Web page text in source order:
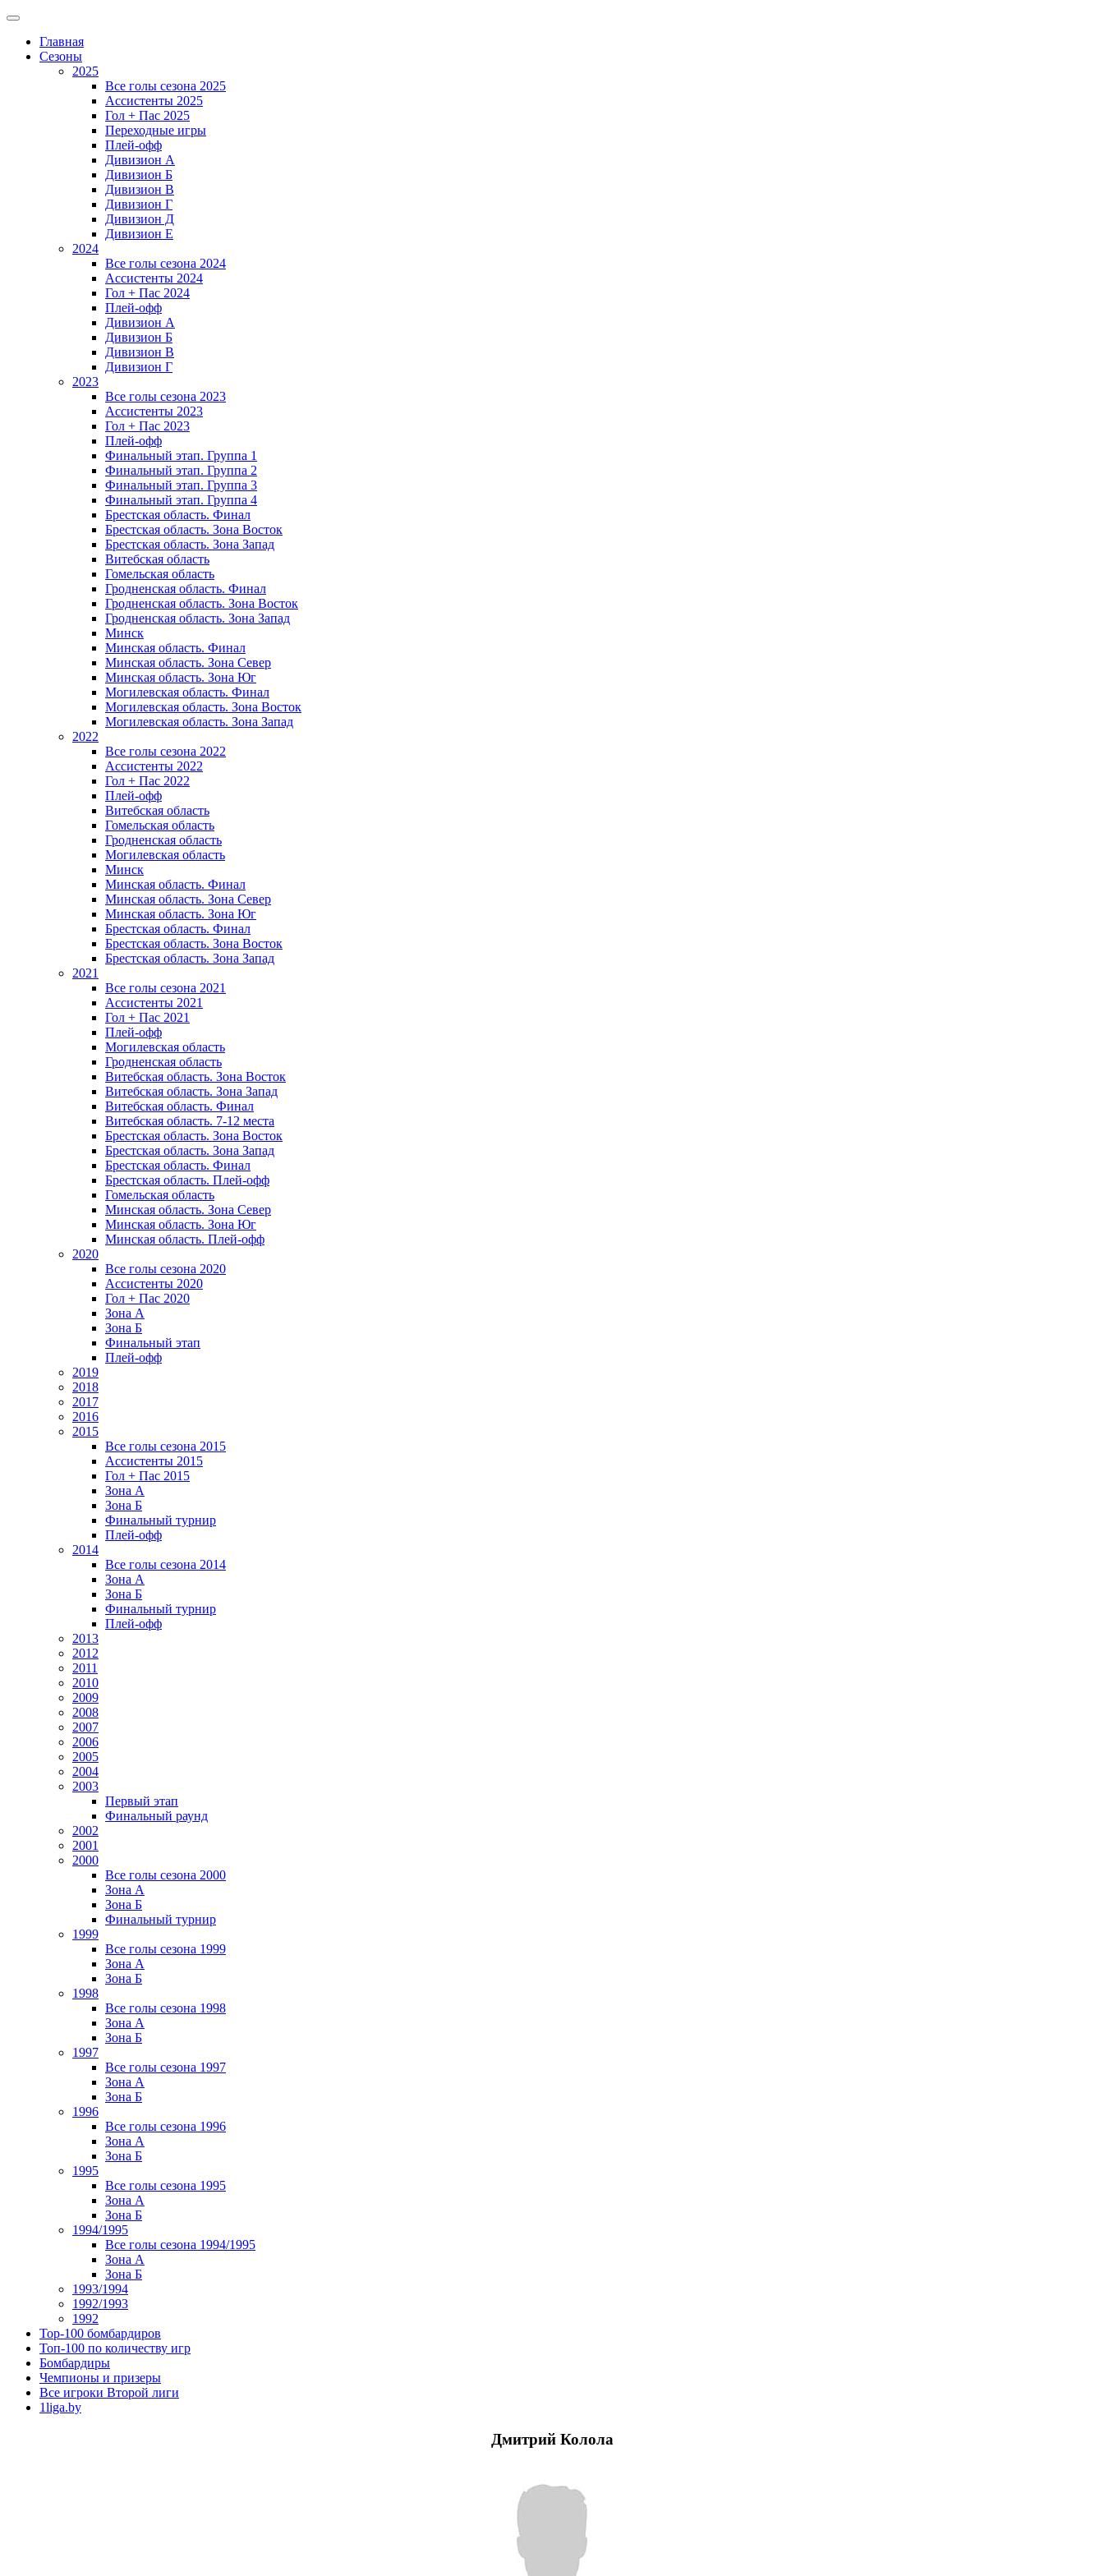
Главная
Сезоны
2025
Все голы сезона 2025
Ассистенты 2025
Гол + Пас 2025
Переходные игры
Плей-офф
Дивизион A
Дивизион Б
Дивизион В
Дивизион Г
Дивизион Д
Дивизион Е
2024
Все голы сезона 2024
Ассистенты 2024
Гол + Пас 2024
Плей-офф
Дивизион A
Дивизион Б
Дивизион В
Дивизион Г
2023
Все голы сезона 2023
Ассистенты 2023
Гол + Пас 2023
Плей-офф
Финальный этап. Группа 1
Финальный этап. Группа 2
Финальный этап. Группа 3
Финальный этап. Группа 4
Брестская область. Финал
Брестская область. Зона Восток
Брестская область. Зона Запад
Витебская область
Гомельская область
Гродненская область. Финал
Гродненская область. Зона Восток
Гродненская область. Зона Запад
Минск
Минская область. Финал
Минская область. Зона Север
Минская область. Зона Юг
Могилевская область. Финал
Могилевская область. Зона Восток
Могилевская область. Зона Запад
2022
Все голы сезона 2022
Ассистенты 2022
Гол + Пас 2022
Плей-офф
Витебская область
Гомельская область
Гродненская область
Могилевская область
Минск
Mинская область. Финал
Минская область. Зона Север
Минская область. Зона Юг
Брестская область. Финал
Брестская область. Зона Восток
Брестская область. Зона Запад
2021
Все голы сезона 2021
Ассистенты 2021
Гол + Пас 2021
Плей-офф
Могилевская область
Гродненская область
Витебская область. Зона Восток
Витебская область. Зона Запад
Витебская область. Финал
Витебская область. 7-12 места
Брестская область. Зона Восток
Брестская область. Зона Запад
Брестская область. Финал
Брестская область. Плей-офф
Гомельская область
Минская область. Зона Север
Минская область. Зона Юг
Минская область. Плей-офф
2020
Все голы сезона 2020
Ассистенты 2020
Гол + Пас 2020
Зона А
Зона Б
Финальный этап
Плей-офф
2019
2018
2017
2016
2015
Все голы сезона 2015
Ассистенты 2015
Гол + Пас 2015
Зона А
Зона Б
Финальный турнир
Плей-офф
2014
Все голы сезона 2014
Зона А
Зона Б
Финальный турнир
Плей-офф
2013
2012
2011
2010
2009
2008
2007
2006
2005
2004
2003
Первый этап
Финальный раунд
2002
2001
2000
Все голы сезона 2000
Зона А
Зона Б
Финальный турнир
1999
Все голы сезона 1999
Зона А
Зона Б
1998
Все голы сезона 1998
Зона А
Зона Б
1997
Все голы сезона 1997
Зона А
Зона Б
1996
Все голы сезона 1996
Зона А
Зона Б
1995
Все голы сезона 1995
Зона А
Зона Б
1994/1995
Все голы сезона 1994/1995
Зона А
Зона Б
1993/1994
1992/1993
1992
Top-100 бомбардиров
Топ-100 по количеству игр
Бомбардиры
Чемпионы и призеры
Все игроки Второй лиги
1liga.by
Дмитрий Колола